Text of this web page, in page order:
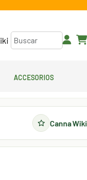
Accesorios
Canna Wiki